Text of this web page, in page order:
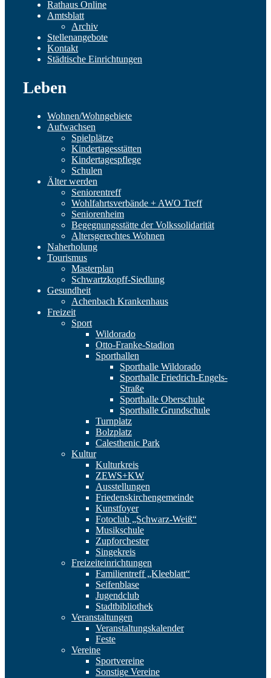
Rathaus Online
Amtsblatt
Archiv
Stellenangebote
Kontakt
Städtische Einrichtungen
Leben
Wohnen/Wohngebiete
Aufwachsen
Spielplätze
Kindertagesstätten
Kindertagespflege
Schulen
Älter werden
Seniorentreff
Wohlfahrtsverbände + AWO Treff
Seniorenheim
Begegnungsstätte der Volkssolidarität
Altersgerechtes Wohnen
Naherholung
Tourismus
Masterplan
Schwartzkopff-Siedlung
Gesundheit
Achenbach Krankenhaus
Freizeit
Sport
Wildorado
Otto-Franke-Stadion
Sporthallen
Sporthalle Wildorado
Sporthalle Friedrich-Engels-
Straße
Sporthalle Oberschule
Sporthalle Grundschule
Turnplatz
Bolzplatz
Calesthenic Park
Kultur
Kulturkreis
ZEWS+KW
Ausstellungen
Friedenskirchengemeinde
Kunstfoyer
Fotoclub „Schwarz-Weiß“
Musikschule
Zupforchester
Singekreis
Freizeiteinrichtungen
Familientreff „Kleeblatt“
Seifenblase
Jugendclub
Stadtbibliothek
Veranstaltungen
Veranstaltungskalender
Feste
Vereine
Sportvereine
Sonstige Vereine